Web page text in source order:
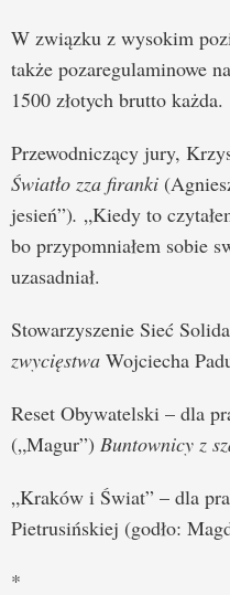
W związku z wysokim
także pozaregulaminowe
1500 złotych brutto każda.
Przewodniczący jury,
Światło zza firanki
jesień”). „Kiedy to
bo przypomniałem sobie
uzasadniał.
Stowarzyszenie Sieć
zwycięstwa Wojciecha
Reset Obywatelski – dla
(„Magur”) Buntownicy z
„Kraków i Świat” – dla
Pietrusińskiej (godło:
*